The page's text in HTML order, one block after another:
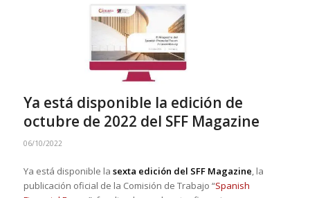
Ya está disponible la edición de
octubre de 2022 del SFF Magazine
06/10/2022
Ya está disponible la sexta edición del SFF Magazine, la
publicación oficial de la Comisión de Trabajo “Spanish